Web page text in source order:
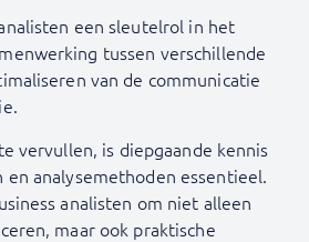
een sleutelrol in het
tussen verschillende
van de communicatie
vervullen, is diepgaande kennis
en analysemethoden essentieel.
analisten om niet alleen
maar ook praktische